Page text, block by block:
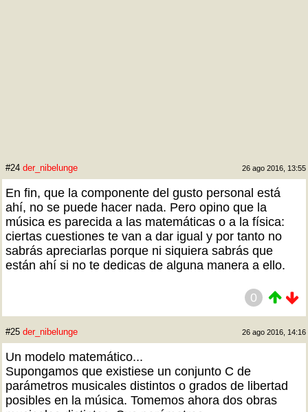
#24 der_nibelunge 26 ago 2016, 13:55
En fin, que la componente del gusto personal está
ahí, no se puede hacer nada. Pero opino que la
música es parecida a las matemáticas o a la física:
ciertas cuestiones te van a dar igual y por tanto no
sabrás apreciarlas porque ni siquiera sabrás que
están ahí si no te dedicas de alguna manera a ello.
0
#25 der_nibelunge 26 ago 2016, 14:16
Un modelo matemático...
Supongamos que existiese un conjunto C de
parámetros musicales distintos o grados de libertad
posibles en la música. Tomemos ahora dos obras